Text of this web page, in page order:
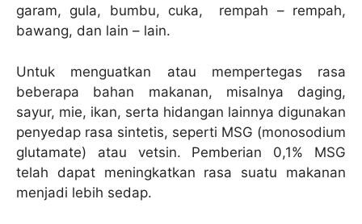
garam, gula, bumbu, cuka, rempah – rempah,
bawang, dan lain – lain.
Untuk menguatkan atau mempertegas rasa
beberapa bahan makanan, misalnya daging,
sayur, mie, ikan, serta hidangan lainnya digunakan
penyedap rasa sintetis, seperti MSG (monosodium
glutamate) atau vetsin. Pemberian 0,1% MSG
telah dapat meningkatkan rasa suatu makanan
menjadi lebih sedap.